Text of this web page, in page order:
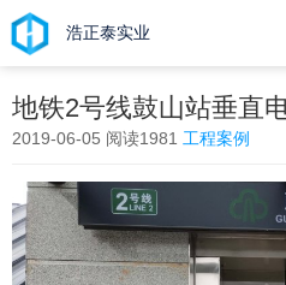
浩正泰实业
地铁2号线鼓山站垂直
2019-06-05 阅读1981 工程案例